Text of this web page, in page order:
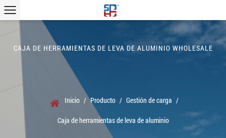
CAJA DE HERRAMIENTAS DE LEVA DE ALUMINIO WHOLESALE
Inicio / Producto / Gestión de carga /
Caja de herramientas de leva de aluminio